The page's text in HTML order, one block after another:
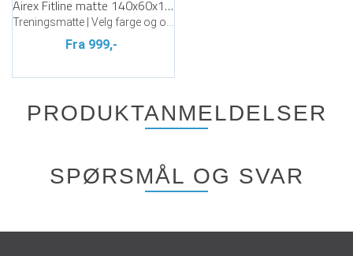
Airex Fitline matte 140x60x1 cm
Fra 999,-
PRODUKTANMELDELSER
SPØRSMÅL OG SVAR